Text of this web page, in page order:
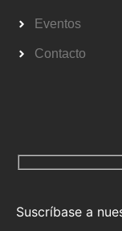
Eventos
Contacto
Suscríbase a